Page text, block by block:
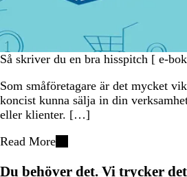
Så skriver du en bra hisspitch [ e-
Som småföretagare är det mycket
koncist kunna sälja in din
eller klienter. […]
Read More
Du behöver det. Vi trycker